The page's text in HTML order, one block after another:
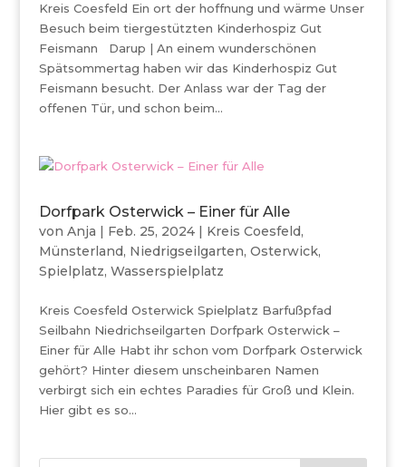
Kreis Coesfeld Ein ort der hoffnung und wärme Unser
Besuch beim tiergestützten Kinderhospiz Gut
Feismann Darup | An einem wunderschönen
Spätsommertag haben wir das Kinderhospiz Gut
Feismann besucht. Der Anlass war der Tag der
offenen Tür, und schon beim...
Dorfpark Osterwick – Einer für Alle
von Anja | Feb. 25, 2024| Kreis Coesfeld,
Münsterland, Niedrigseilgarten, Osterwick,
Spielplatz, Wasserspielplatz
Kreis Coesfeld Osterwick Spielplatz Barfußpfad
Seilbahn Niedrichseilgarten Dorfpark Osterwick –
Einer für Alle Habt ihr schon vom Dorfpark Osterwick
gehört? Hinter diesem unscheinbaren Namen
verbirgt sich ein echtes Paradies für Groß und Klein.
Hier gibt es so...